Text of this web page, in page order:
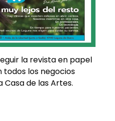
la revista en papel
todos los negocios
de las Artes.